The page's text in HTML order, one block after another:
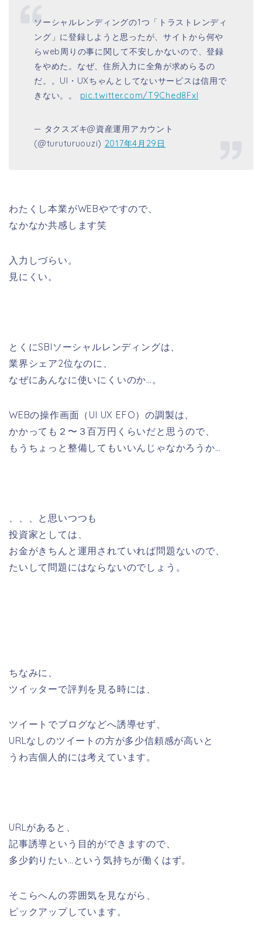
ソーシャルレンディングの1つ「トラストレンディ
ング」に登録しようと思ったが、サイトから何や
らweb周りの事に関して不安しかないので、登録
をやめた。なぜ、住所入力に全角が求めらるの
だ。。UI・UXちゃんとしてないサービスは信用で
きない。。 pic.twitter.com/T9Ched8FxI
— タクスズキ@資産運用アカウント
(@turuturuouzi) 2017年4月29日
わたくし本業がWEBやですので、
なかなか共感します笑
入力しづらい。
見にくい。
とくにSBIソーシャルレンディングは、
業界シェア2位なのに、
なぜにあんなに使いにくいのか…。
WEBの操作画面（UI UX EFO）の調製は、
かかっても２〜３百万円くらいだと思うので、
もうちょっと整備してもいいんじゃなかろうか…
、、、と思いつつも
投資家としては、
お金がきちんと運用されていれば問題ないので、
たいして問題にはならないのでしょう。
ちなみに、
ツイッターで評判を見る時には、
ツイートでブログなどへ誘導せず、
URLなしのツイートの方が多少信頼感が高いと
うわ吉個人的には考えています。
URLがあると、
記事誘導という目的ができますので、
多少釣りたい…という気持ちが働くはず。
そこらへんの雰囲気を見ながら、
ピックアップしています。